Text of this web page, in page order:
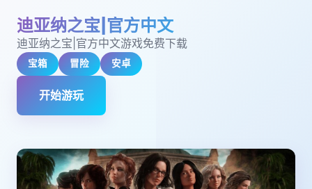
迪亚纳之宝|官方中文
迪亚纳之宝|官方中文游戏免费下载
宝箱 冒险 安卓
开始游玩